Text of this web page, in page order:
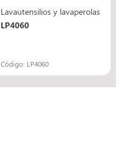
Lavautensilios y lavaperolas
LP4060
Código: LP4060